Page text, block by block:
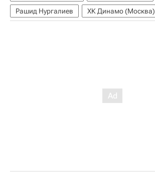
Рашид Нургалиев
ХК Динамо (Москва)